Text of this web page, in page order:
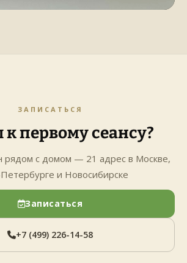
ЗАПИСАТЬСЯ
к первому сеансу?
рядом с домом — 21 адрес в Москве,
и Новосибирске
Записаться
+7 (499) 226-14-58